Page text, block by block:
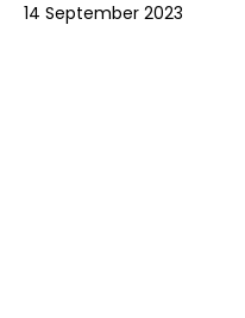
14 September 2023